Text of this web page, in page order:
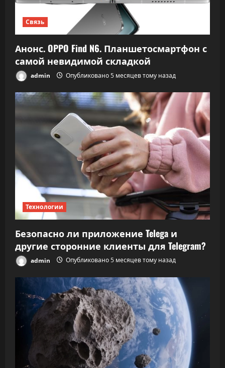
Связь
Анонс. OPPO Find N6. Планшетосмартфон с
самой невидимой складкой
admin Опубликовано 5 месяцев тому назад
Технологии
Безопасно ли приложение Telega и
другие сторонние клиенты для Telegram?
admin Опубликовано 5 месяцев тому назад